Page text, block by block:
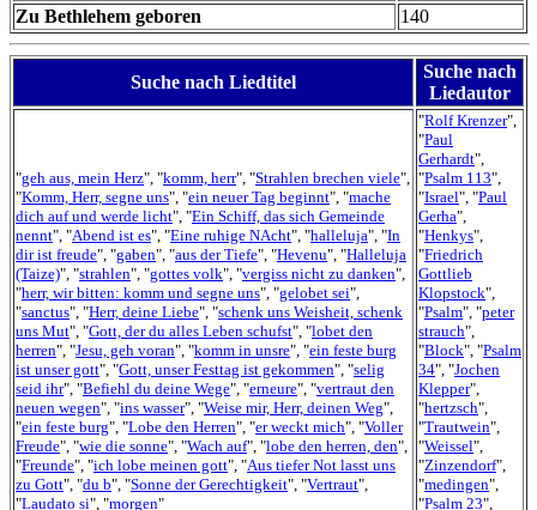
Zu Bethlehem geboren
140
Suche nach Liedtitel
Suche nach
Liedautor
"geh aus, mein Herz", "komm, herr", "Strahlen brechen viele",
"Komm, Herr, segne uns", "ein neuer Tag beginnt", "mache
dich auf und werde licht", "Ein Schiff, das sich Gemeinde
nennt", "Abend ist es", "Eine ruhige NAcht", "halleluja", "In
dir ist freude", "gaben", "aus der Tiefe", "Hevenu", "Halleluja
(Taize)", "strahlen", "gottes volk", "vergiss nicht zu danken",
"herr, wir bitten: komm und segne uns", "gelobet sei",
"sanctus", "Herr, deine Liebe", "schenk uns Weisheit, schenk
uns Mut", "Gott, der du alles Leben schufst", "lobet den
herren", "Jesu, geh voran", "komm in unsre", "ein feste burg
ist unser gott", "Gott, unser Festtag ist gekommen", "selig
seid ihr", "Befiehl du deine Wege", "erneure", "vertraut den
neuen wegen", "ins wasser", "Weise mir, Herr, deinen Weg",
"ein feste burg", "Lobe den Herren", "er weckt mich", "Voller
Freude", "wie die sonne", "Wach auf", "lobe den herren, den",
"Freunde", "ich lobe meinen gott", "Aus tiefer Not lasst uns
zu Gott", "du b", "Sonne der Gerechtigkeit", "Vertraut",
"Laudato si", "morgen"
"Rolf Krenzer",
"Paul
Gerhardt",
"Psalm 113",
"Israel", "Paul
Gerha",
"Henkys",
"Friedrich
Gottlieb
Klopstock",
"Psalm", "peter
strauch",
"Block", "Psalm
34", "Jochen
Klepper",
"hertzsch",
"Trautwein",
"Weissel",
"Zinzendorf",
"medingen",
"Psalm 23",